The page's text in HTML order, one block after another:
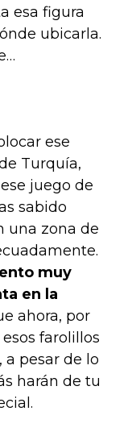
esa figura
ubicarla.
ese
Turquía,
juego de
sabido
una zona de
muy
en la
ahora, por
farolillos
pesar de lo
harán de tu